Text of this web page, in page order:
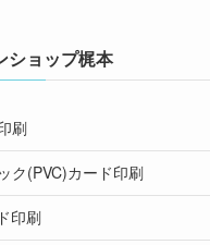
ショップ梶本
刷
ク(PVC)カード印刷
印刷